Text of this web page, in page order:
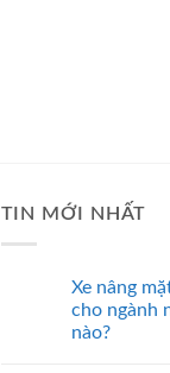
TIN MỚI NHẤT
Xe nâng
cho ngành
nào?